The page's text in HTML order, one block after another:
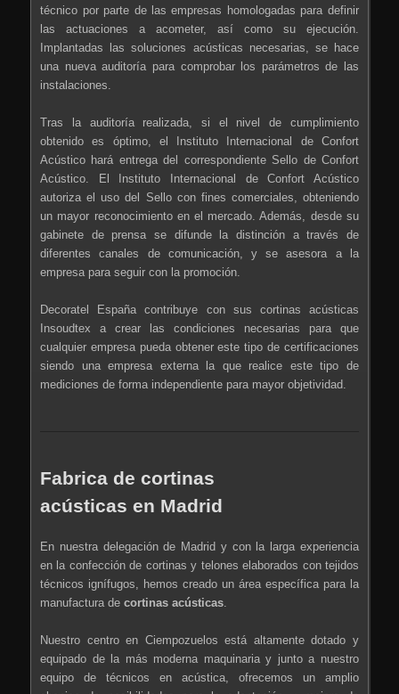
técnico por parte de las empresas homologadas para definir
las actuaciones a acometer, así como su ejecución.
Implantadas las soluciones acústicas necesarias, se hace
una nueva auditoría para comprobar los parámetros de las
instalaciones.
Tras la auditoría realizada, si el nivel de cumplimiento
obtenido es óptimo, el Instituto Internacional de Confort
Acústico hará entrega del correspondiente Sello de Confort
Acústico. El Instituto Internacional de Confort Acústico
autoriza el uso del Sello con fines comerciales, obteniendo
un mayor reconocimiento en el mercado. Además, desde su
gabinete de prensa se difunde la distinción a través de
diferentes canales de comunicación, y se asesora a la
empresa para seguir con la promoción.
Decoratel España contribuye con sus cortinas acústicas
Insoudtex a crear las condiciones necesarias para que
cualquier empresa pueda obtener este tipo de certificaciones
siendo una empresa externa la que realice este tipo de
mediciones de forma independiente para mayor objetividad.
Fabrica de cortinas
acústicas en Madrid
En nuestra delegación de Madrid y con la larga experiencia
en la confección de cortinas y telones elaborados con tejidos
técnicos ignífugos, hemos creado un área específica para la
manufactura decortinas acústicas
Nuestro centro en Ciempozuelos está altamente dotado y
equipado de la más moderna maquinaria y junto a nuestro
equipo de técnicos en acústica, ofrecemos un amplio